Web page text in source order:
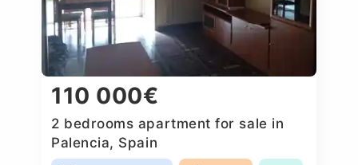
110 000€
2 bedrooms apartment for sale in
Palencia, Spain